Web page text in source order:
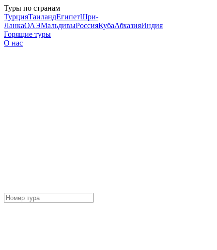
Туры по странам
ТурцияТаиландЕгипетШри-
ЛанкаОАЭМальдивыРоссияКубаАбхазияИндия
Горящие туры
О нас